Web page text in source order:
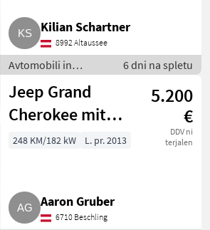
Kilian Schartner
8992 Altaussee
Avtomobili in
motorna kolesa /
Terensko vozilo -
offroader
6 dni na spletu
Jeep Grand
Cherokee mit
Motorschaden
5.200
€
DDV ni
terjalen
248 KM/182 kW L. pr. 2013
Aaron Gruber
6710 Beschling